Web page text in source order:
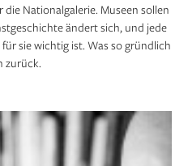
Nationalgalerie. Museen sollen
ändert sich, und jede
sie wichtig ist. Was so gründlich
zurück.